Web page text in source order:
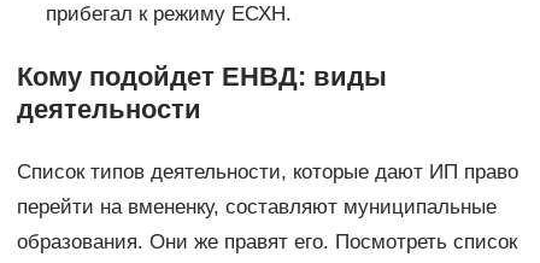
прибегал к режиму ЕСХН.
Кому подойдет ЕНВД: виды
деятельности
Список типов деятельности, которые дают ИП право
перейти на вмененку, составляют муниципальные
образования. Они же правят его. Посмотреть список